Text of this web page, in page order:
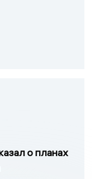
о планах